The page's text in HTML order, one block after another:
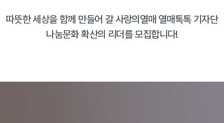
따뜻한 세상을 함께 만들어 갈 사랑의열매 열매톡톡 기자단
나눔문화 확산의 리더를 모집합니다!